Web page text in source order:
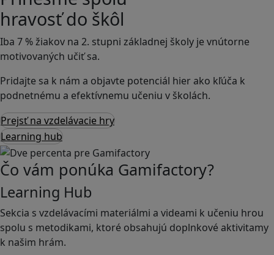
hravosť do škôl
Iba 7 % žiakov na 2. stupni základnej školy je vnútorne
motivovaných učiť sa.
Pridajte sa k nám a objavte potenciál hier ako kľúča k
podnetnému a efektívnemu učeniu v školách.
Prejsť na vzdelávacie hry
Learning hub
Čo vám ponúka Gamifactory?
Learning Hub
Sekcia s vzdelávacími materiálmi a videami k učeniu hrou
spolu s metodikami, ktoré obsahujú doplnkové aktivitamy
k našim hrám.